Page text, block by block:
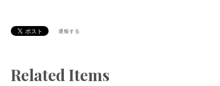
通報する
Related Items